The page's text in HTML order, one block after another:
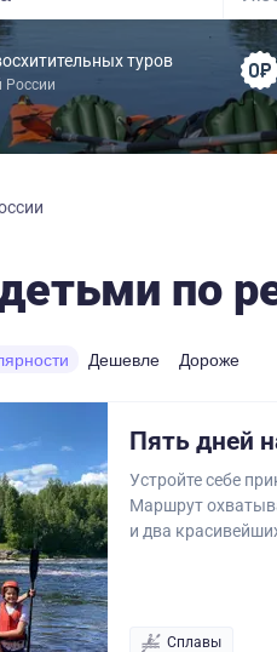
туров
России
по
Дешевле Дороже
Пять дней
Устройте себе
Маршрут
и два
Сплавы